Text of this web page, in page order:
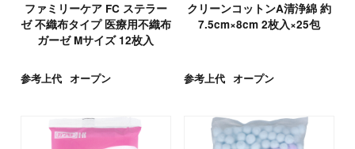
ファミリーケア FC ステラー
ゼ 不織布タイプ 医療用不織布
ガーゼ Mサイズ 12枚入
参考上代 オープン
クリーンコットンA清浄綿 約
7.5cm×8cm 2枚入×25包
参考上代 オープン